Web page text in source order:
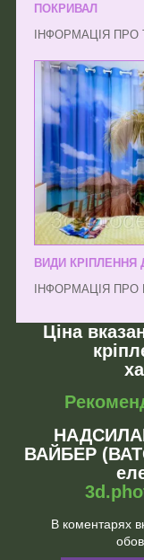
ПОКРИВАЛ
ІНФОРМАЦІЯ ПРО
ВИДИ
ІНФОРМАЦІЯ ПРО
Ціна
ВАЙБЕР
В коментарях